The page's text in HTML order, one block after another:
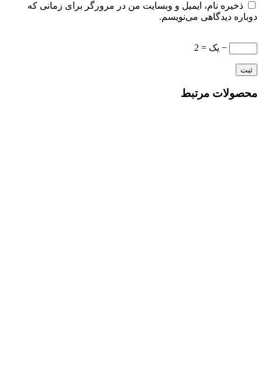
ذخیره نام، ایمیل و وبسایت من در مرورگر برای زمانی که
دوباره دیدگاهی می‌نویسم.
− یک = 2
محصولات مرتبط